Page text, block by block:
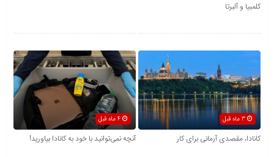
کلمبیا و آلبرتا
3 ماه قبل
کانادا، مقصدی آرمانی برای کار آنچه نمی‌توانید با خود به کانادا بیاورید!